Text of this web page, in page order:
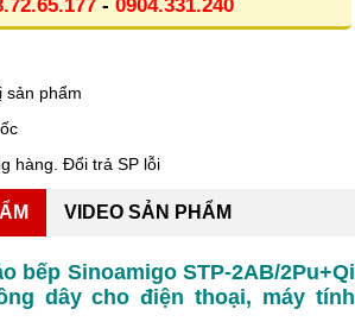
- 0904.331.240
sản phẩm
hàng. Đổi trả SP lỗi
VIDEO SẢN PHẨM
bếp Sinoamigo STP-2AB/2Pu+Qi
dây cho điện thoại, máy tính